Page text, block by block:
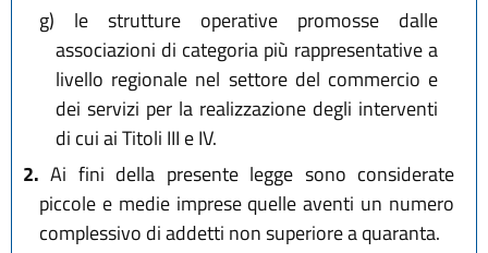
g) le strutture operative promosse dalle
associazioni di categoria più rappresentative a
livello regionale nel settore del commercio e
dei servizi per la realizzazione degli interventi
di cui ai Titoli III e IV.
2. Ai fini della presente legge sono considerate
piccole e medie imprese quelle aventi un numero
complessivo di addetti non superiore a quaranta.